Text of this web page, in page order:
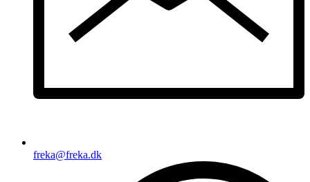
freka@freka.dk